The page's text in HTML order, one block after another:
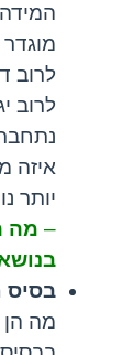
לרוב
לרוב
איזה
יותר
– מה
בסיס
מה הן